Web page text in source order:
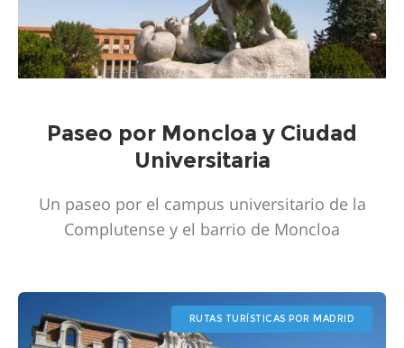
Paseo por Moncloa y Ciudad
Universitaria
Un paseo por el campus universitario de la
Complutense y el barrio de Moncloa
RUTAS TURÍSTICAS POR MADRID